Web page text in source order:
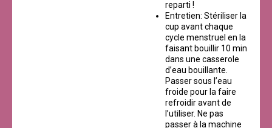
reparti !
Entretien: Stériliser la
cup avant chaque
cycle menstruel en la
faisant bouillir 10 min
dans une casserole
d’eau bouillante.
Passer sous l’eau
froide pour la faire
refroidir avant de
l’utiliser. Ne pas
passer à la machine